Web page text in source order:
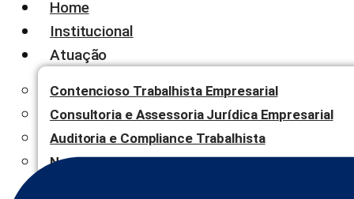
Home
Institucional
Atuação
Contencioso Trabalhista Empresarial
Consultoria e Assessoria Jurídica Empresarial
Auditoria e Compliance Trabalhista
Negociação, Mediação e Arbitragem